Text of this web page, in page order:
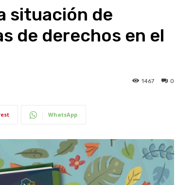
situación de
de derechos en el
0
1467
WhatsApp